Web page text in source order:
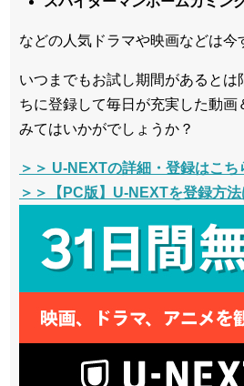
などの人気ドラマや映画などは今
いつまでもお試し期間があるとは
ちに登録して毎日が充実した動画
みてはいかがでしょうか？
＞＞ U-NEXTの詳細・登録はこち
＞＞【PC版】U-NEXTを登録方法